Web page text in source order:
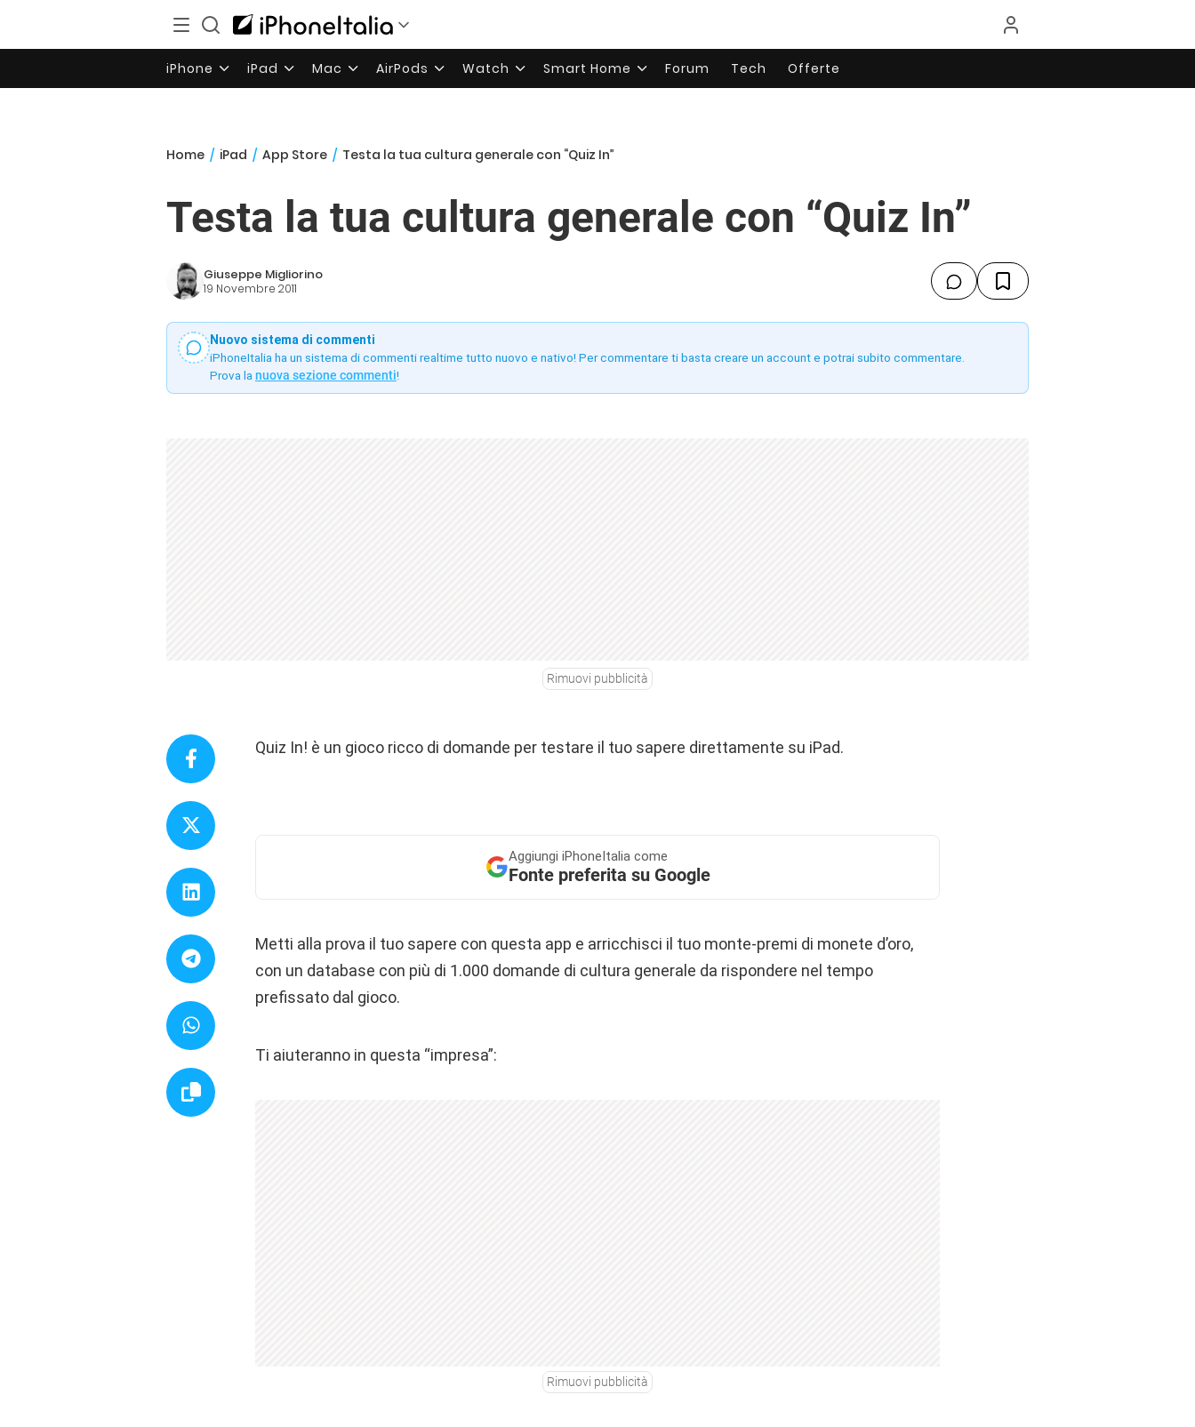
iPhone iPad Mac AirPods Watch Smart Home Forum Tech Offerte
Home / iPad / App Store / Testa la tua cultura generale con “Quiz In”
Testa la tua cultura generale con “Quiz In”
Giuseppe Migliorino
19 Novembre 2011
Nuovo sistema di commenti
iPhoneItalia ha un sistema di commenti realtime tutto nuovo e nativo! Per commentare ti basta creare un account e potrai subito commentare.
Prova la nuova sezione commenti!
Rimuovi pubblicità
Quiz In! è un gioco ricco di domande per testare il tuo sapere direttamente su iPad.
Aggiungi iPhoneItalia come
Fonte preferita su Google
Metti alla prova il tuo sapere con questa app e arricchisci il tuo monte-premi di monete d’oro,
con un database con più di 1.000 domande di cultura generale da rispondere nel tempo
prefissato dal gioco.
Ti aiuteranno in questa “impresa”:
Rimuovi pubblicità